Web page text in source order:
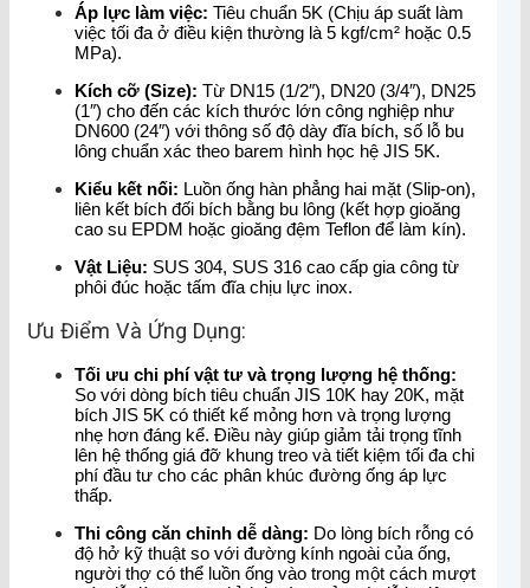
Áp lực làm việc: Tiêu chuẩn 5K (Chịu áp suất làm
việc tối đa ở điều kiện thường là 5 kgf/cm² hoặc 0.5
MPa).
Kích cỡ (Size): Từ DN15 (1/2″), DN20 (3/4″), DN25
(1″) cho đến các kích thước lớn công nghiệp như
DN600 (24″) với thông số độ dày đĩa bích, số lỗ bu
lông chuẩn xác theo barem hình học hệ JIS 5K.
Kiểu kết nối: Luồn ống hàn phẳng hai mặt (Slip-on),
liên kết bích đối bích bằng bu lông (kết hợp gioăng
cao su EPDM hoặc gioăng đệm Teflon để làm kín).
Vật Liệu: SUS 304, SUS 316 cao cấp gia công từ
phôi đúc hoặc tấm đĩa chịu lực inox.
Ưu Điểm Và Ứng Dụng:
Tối ưu chi phí vật tư và trọng lượng hệ thống:
So với dòng bích tiêu chuẩn JIS 10K hay 20K, mặt
bích JIS 5K có thiết kế mỏng hơn và trọng lượng
nhẹ hơn đáng kể. Điều này giúp giảm tải trọng tĩnh
lên hệ thống giá đỡ khung treo và tiết kiệm tối đa chi
phí đầu tư cho các phân khúc đường ống áp lực
thấp.
Thi công căn chỉnh dễ dàng: Do lòng bích rỗng có
độ hở kỹ thuật so với đường kính ngoài của ống,
người thợ có thể luồn ống vào trong một cách mượt